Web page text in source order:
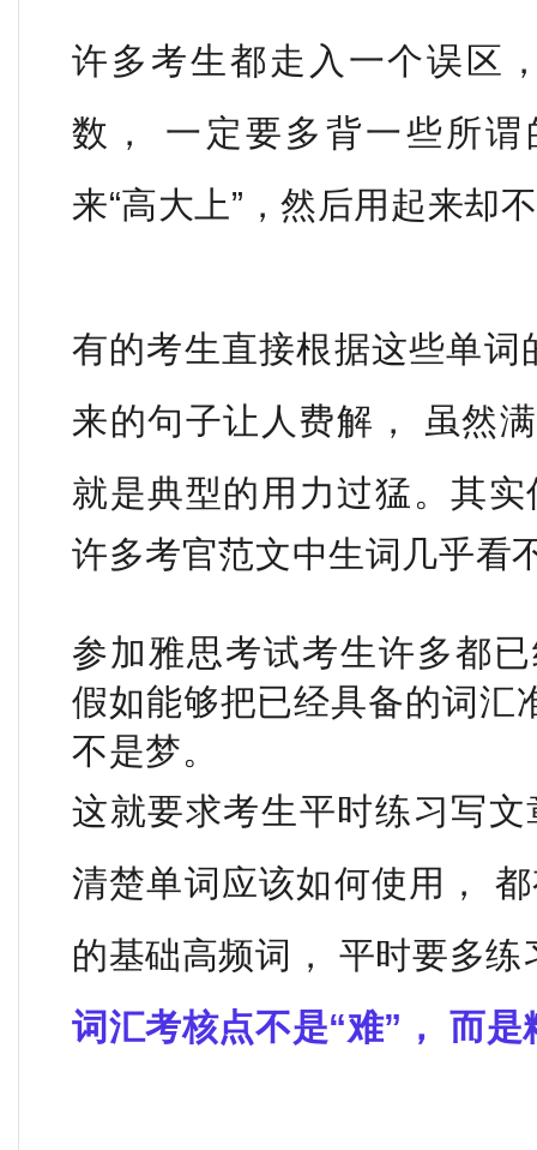
许多考生都走入一个误区
数， 一定要多背一些所谓
来“高大上”，然后用起来却
有的考生直接根据这些单
来的句子让人费解， 虽然
就是典型的 用力过猛。其实
许多考官范文中生词几乎看
参加雅思考试考生许多都
假如能够把已经具备的词汇
不是梦。
这就要求考生平时练习写
清楚单词应该如何使用，
的基础高频词， 平时要多练
词汇考核点不是“难”， 而是